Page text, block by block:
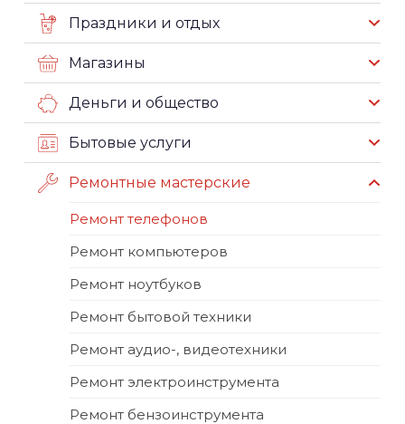
Праздники и отдых
Магазины
Деньги и общество
Бытовые услуги
Ремонтные мастерские
Ремонт телефонов
Ремонт компьютеров
Ремонт ноутбуков
Ремонт бытовой техники
Ремонт аудио-, видеотехники
Ремонт электроинструмента
Ремонт бензоинструмента